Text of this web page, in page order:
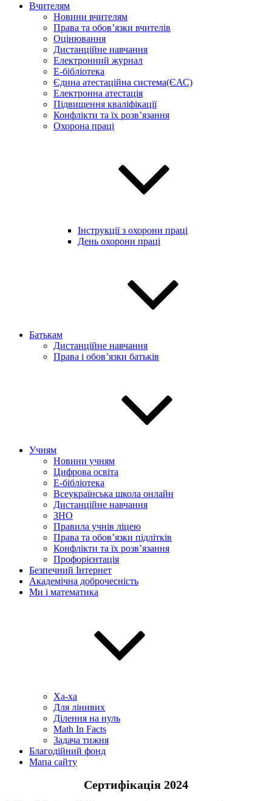
Вчителям
Новини вчителям
Права та обов’язки вчителів
Оцінювання
Дистанційне навчання
Електронний журнал
E-бібліотека
Єдина атестаційна система(ЄАС)
Електронна атестація
Підвищення кваліфікації
Конфлікти та їх розв’язання
Охорона праці
Інструкції з охорони праці
День охорони праці
Батькам
Дистанційне навчання
Права і обов’язки батьків
Учням
Новини учням
Цифрова освіта
E-бібліотека
Всеукраїнська школа онлайн
Дистанційне навчання
ЗНО
Правила учнів ліцею
Права та обов’язки підлітків
Конфлікти та їх розв’язання
Профорієнтація
Безпечний Інтернет
Академічна доброчесність
Ми і математика
Ха-ха
Для лінивих
Ділення на нуль
Math In Facts
Задача тижня
Благодійний фонд
Мапа сайту
Сертифікація 2024